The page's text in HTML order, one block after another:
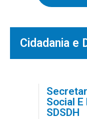
Cidadania e
Social
SDSDH